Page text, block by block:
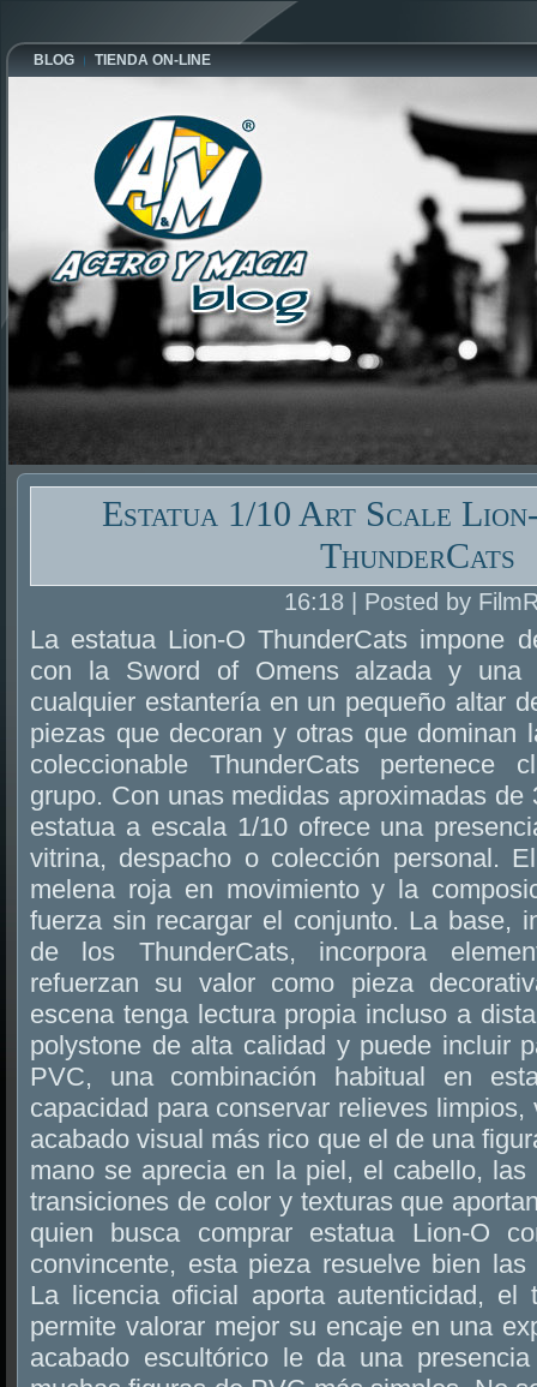
BLOG TIENDA ON-LINE
Estatua 1/10 Art Scale
ThunderCats
16:18 | Posted by
La estatua Lion-O ThunderCats impone
con la Sword of Omens alzada y una
cualquier estantería en un pequeño altar
piezas que decoran y otras que dominan
coleccionable ThunderCats pertenece
grupo. Con unas medidas aproximadas
estatua a escala 1/10 ofrece una
vitrina, despacho o colección personal.
melena roja en movimiento y la
fuerza sin recargar el conjunto. La base,
de los ThunderCats, incorpora
refuerzan su valor como pieza
escena tenga lectura propia incluso a
polystone de alta calidad y puede incluir
PVC, una combinación habitual en
capacidad para conservar relieves
acabado visual más rico que el de una
mano se aprecia en la piel, el cabello,
transiciones de color y texturas que
quien busca comprar estatua Lion-O
convincente, esta pieza resuelve bien
La licencia oficial aporta autenticidad, el
permite valorar mejor su encaje en una
acabado escultórico le da una